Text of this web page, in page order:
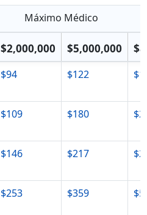
Máximo Médico
$2,000,000 $5,000,000
$94 $122
$109 $180
$146 $217
$253 $359